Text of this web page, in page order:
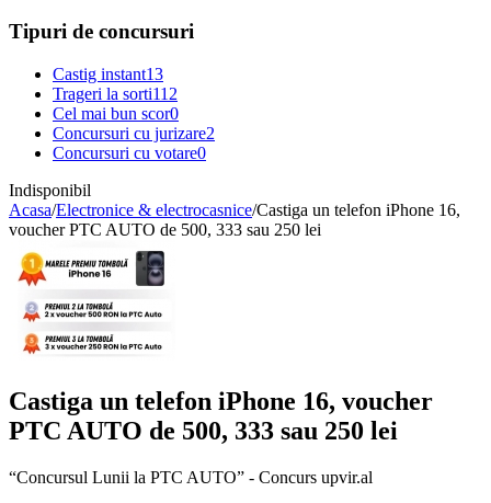
Tipuri de concursuri
Castig instant13
Trageri la sorti112
Cel mai bun scor0
Concursuri cu jurizare2
Concursuri cu votare0
Indisponibil
Acasa/Electronice & electrocasnice/Castiga un telefon iPhone 16,
voucher PTC AUTO de 500, 333 sau 250 lei
Castiga un telefon iPhone 16, voucher
PTC AUTO de 500, 333 sau 250 lei
“Concursul Lunii la PTC AUTO” - Concurs upvir.al